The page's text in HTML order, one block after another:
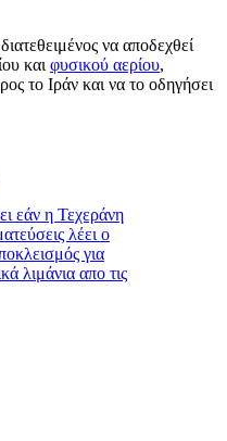
να αποδεχθεί
και φυσικού αερίου,
το Ιράν και να το οδηγήσει
εάν η Τεχεράνη
λέει ο
για
λιμάνια απο τις